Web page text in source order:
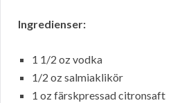
Ingredienser:
1 1/2 oz vodka
1/2 oz salmiaklikör
1 oz färskpressad citronsaft